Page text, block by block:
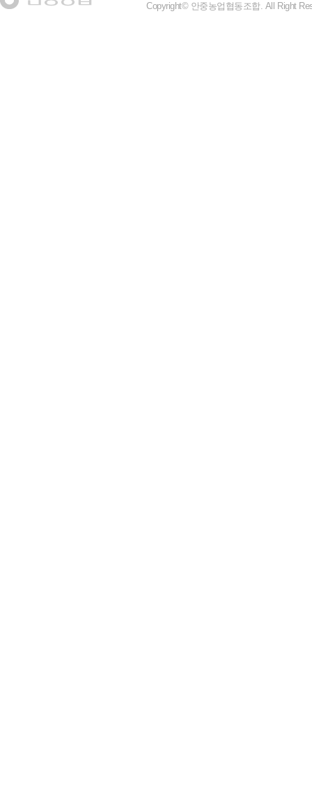
Copyright© 안중농업협동조합. All Right